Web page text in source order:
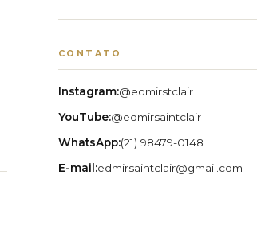
CONTATO
Instagram:@edmirstclair
YouTube:@edmirsaintclair
WhatsApp:(21) 98479-0148
E-mail:edmirsaintclair@gmail.com